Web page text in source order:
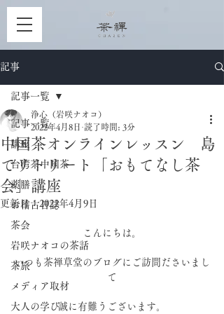
記事
記事一覧
講座
台湾茶中国茶
薬膳
お稽古日誌
茶会
岩咲ナオコの茶話
茶旅
メディア取材
大人の学び
記事一覧
中国茶オンラインレッスン 島
でリトリート「おもてなし茶
会」講座
浄心（岩咲ナオコ）
2022年4月8日 読了時間: 3分
更新日：2022年4月9日
こんにちは。
いつも茶禅草堂のブログにご訪問ださいまし
て
誠に有難うございます。